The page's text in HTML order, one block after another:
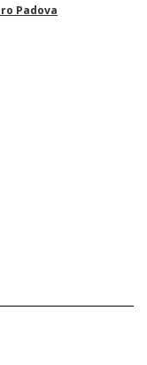
Padova